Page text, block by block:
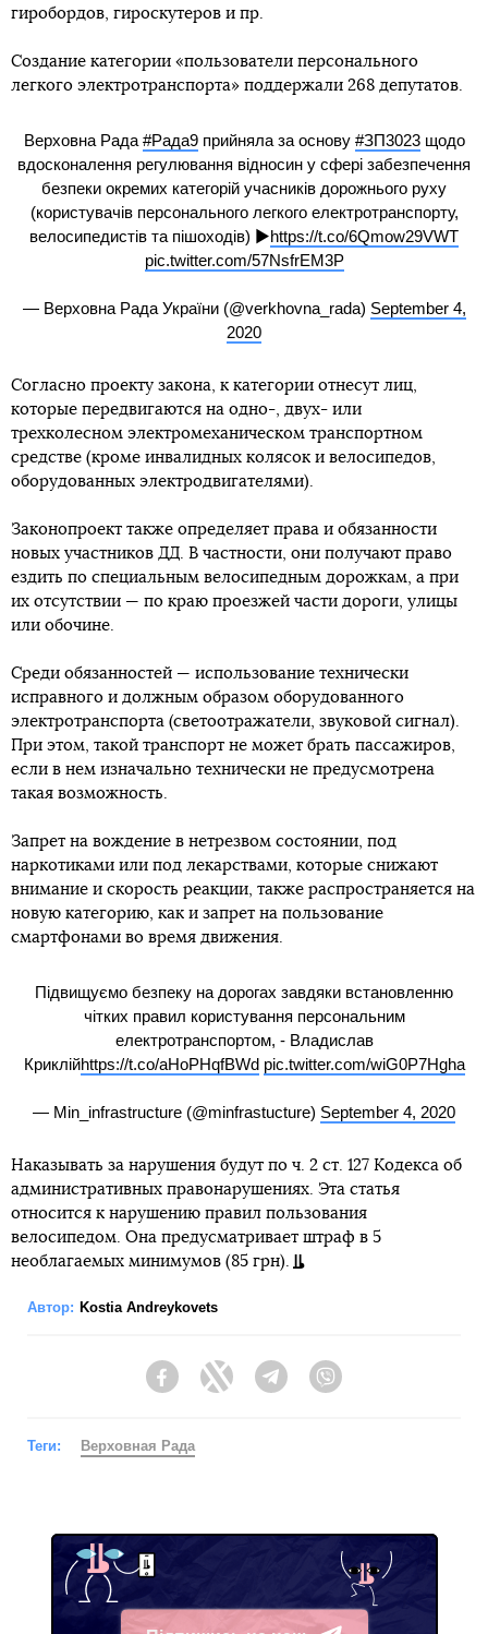
гиробордов, гироскутеров и пр.
Создание категории «пользователи персонального
легкого электротранспорта» поддержали 268 депутатов.
Верховна Рада #Рада9прийняла за основу #ЗП3023щодо
вдосконалення регулювання відносин у сфері забезпечення
безпеки окремих категорій учасників дорожнього руху
(користувачів персонального легкого електротранспорту,
велосипедистів та пішоходів) ▶️https://t.co/6Qmow29VWT
pic.twitter.com/57NsfrEM3P
— Верховна Рада України (@verkhovna_rada) September 4,
2020
Согласно проекту закона, к категории отнесут лиц,
которые передвигаются на одно-, двух- или
трехколесном электромеханическом транспортном
средстве (кроме инвалидных колясок и велосипедов,
оборудованных электродвигателями).
Законопроект также определяет права и обязанности
новых участников ДД. В частности, они получают право
ездить по специальным велосипедным дорожкам, а при
их отсутствии — по краю проезжей части дороги, улицы
или обочине.
Среди обязанностей — использование технически
исправного и должным образом оборудованного
электротранспорта (светоотражатели, звуковой сигнал).
При этом, такой транспорт не может брать пассажиров,
если в нем изначально технически не предусмотрена
такая возможность.
Запрет на вождение в нетрезвом состоянии, под
наркотиками или под лекарствами, которые снижают
внимание и скорость реакции, также распространяется на
новую категорию, как и запрет на пользование
смартфонами во время движения.
Підвищуємо безпеку на дорогах завдяки встановленню
чітких правил користування персональним
електротранспортом, - Владислав
Криклійhttps://t.co/aHoPHqfBWd pic.twitter.com/wiG0P7Hgha
— Min_infrastructure (@minfrastucture) September 4, 2020
Наказывать за нарушения будут по ч. 2 ст. 127 Кодекса об
административных правонарушениях. Эта статья
относится к нарушению правил пользования
велосипедом. Она предусматривает штраф в 5
необлагаемых минимумов (85 грн).
Автор: Kostia Andreykovets
FacebookTwitter Telegram
Теги: Верховная Рада